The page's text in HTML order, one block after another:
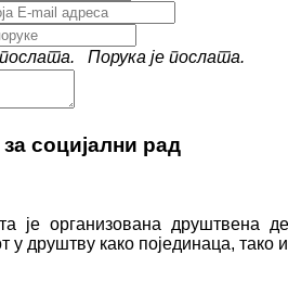
Порука је послата.
социјални рад
је организована друштвена
у друштву како појединаца,